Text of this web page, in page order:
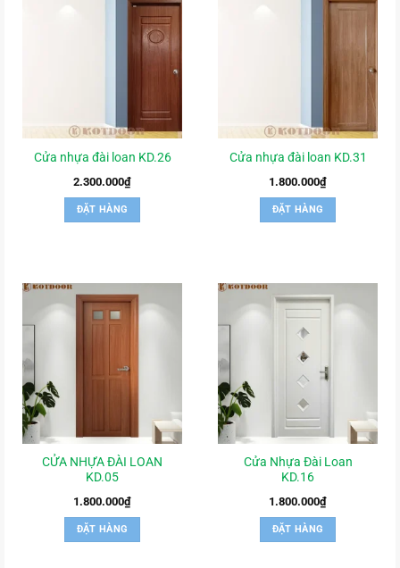
Cửa nhựa đài loan KD.26
2.300.000₫
ĐẶT HÀNG
Cửa nhựa đài loan KD.31
1.800.000₫
ĐẶT HÀNG
CỬA NHỰA ĐÀI LOAN
KD.05
1.800.000₫
ĐẶT HÀNG
Cửa Nhựa Đài Loan
KD.16
1.800.000₫
ĐẶT HÀNG